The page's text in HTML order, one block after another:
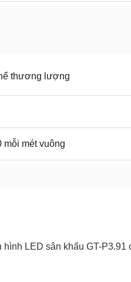
thương lượng
mỗi mét vuông
LED sân khấu GT-P3.91